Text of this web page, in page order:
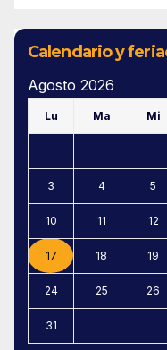
Calendario y
Agosto 2026
Lu Ma Mi
3 4 5
10 11 12
17 18 19
24 25 26
31